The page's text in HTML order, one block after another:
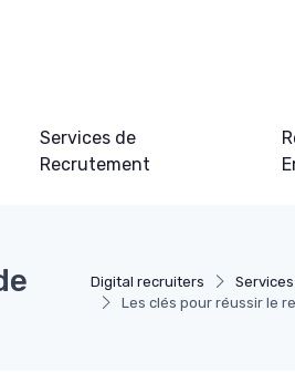
Services de
Recrutement
Digital recruiters
Les clés pour réussir le